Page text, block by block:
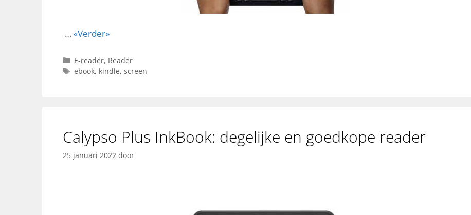
… «Verder»
Categorieën
E-reader, Reader
Tags
ebook, kindle, screen
Calypso Plus InkBook: degelijke en goedkope reader
25 januari 2022 door